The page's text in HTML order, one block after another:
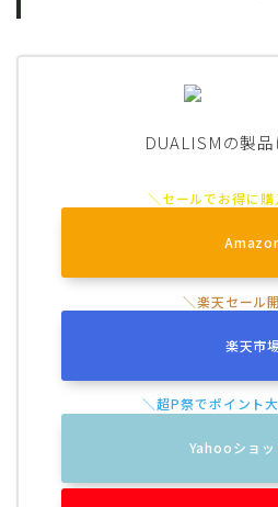
DUALISMの製品
楽天市
Yahooショッ